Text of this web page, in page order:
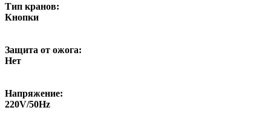
Тип кранов:
Кнопки
Защита от ожога:
Нет
Напряжение:
220V/50Hz